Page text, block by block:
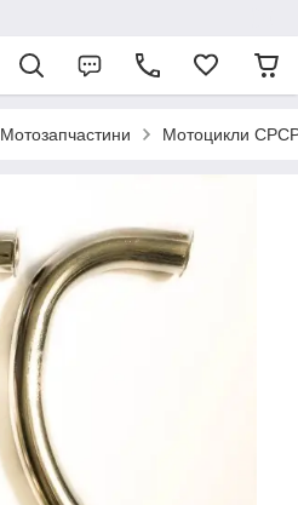
Мотозапчастини Мотоцикли